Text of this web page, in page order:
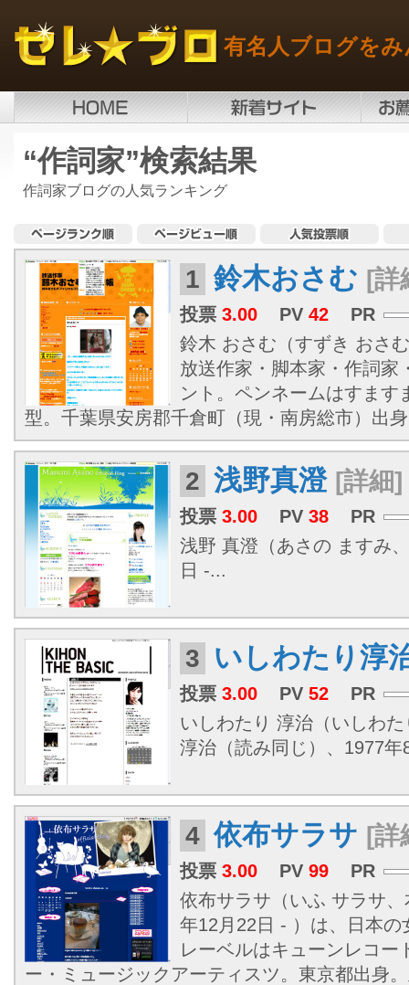
有名人ブログを
“作詞家”検索結果
作詞家ブログの人気ランキング
1 鈴木おさむ [詳
投票 3.00 PV 42
PR
鈴木 おさむ（すずき おさ
放送作家・脚本家・作詞家
ント。ペンネームはすます
型。千葉県安房郡千倉町（現・南房総市）出
2 浅野真澄 [詳細]
投票 3.00 PV 38
PR
浅野 真澄（あさの ますみ
日 -...
3 いしわたり淳
投票 3.00 PV 52
PR
いしわたり 淳治（いしわ
淳治（読み同じ）、1977
4 依布サラサ [詳
投票 3.00 PV 99
PR
依布サラサ（いふ サラサ
年12月22日 - ）は、日本
レーベルはキューンレコー
ー・ミュージックアーティスツ。東京都出身